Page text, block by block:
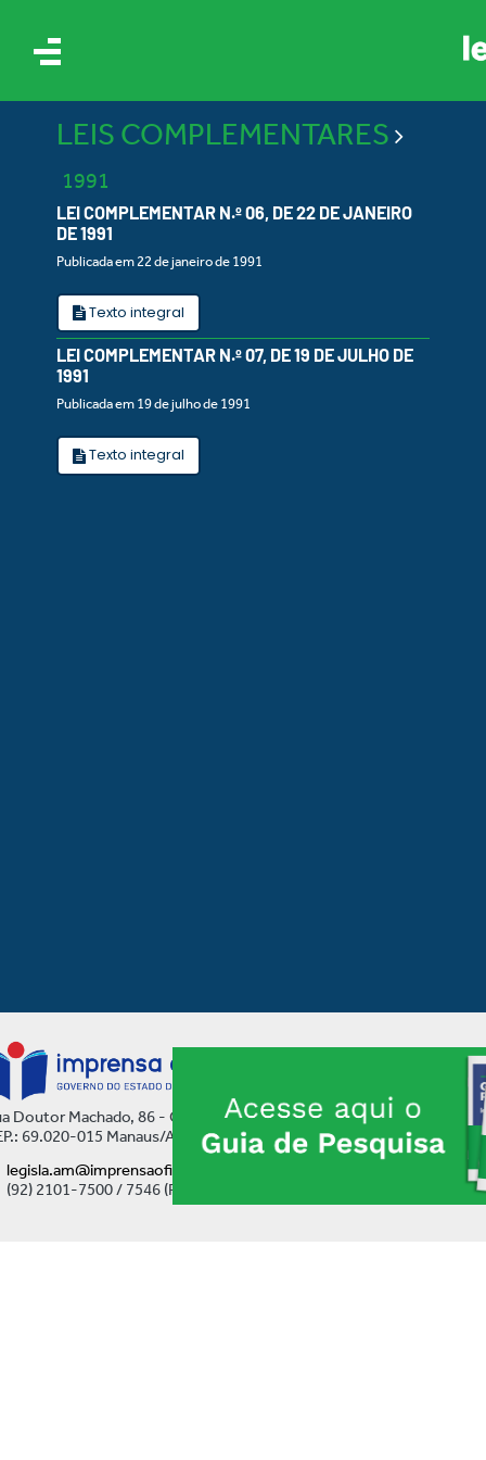
LEIS COMPLEMENTARES
1991
LEI COMPLEMENTAR N.º 06, DE 22 DE JANEIRO
DE 1991
Publicada em 22 de janeiro de 1991
Texto integral
LEI COMPLEMENTAR N.º 07, DE 19 DE JULHO DE
1991
Publicada em 19 de julho de 1991
Texto integral
Doutor Machado, 86 - Centro
69.020-015 Manaus/AM
legisla.am@imprensaoficial.am.gov.br
(92) 2101-7500 / 7546 (Ramal)